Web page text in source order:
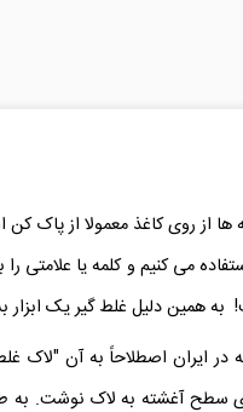
از روی کاغذ معمولا از پاک
می کنیم و کلمه یا علامتی
همین دلیل غلط گیر یک ابزار
در ایران اصطلاحاً به آن
سطح آغشته به لاک نوشت.